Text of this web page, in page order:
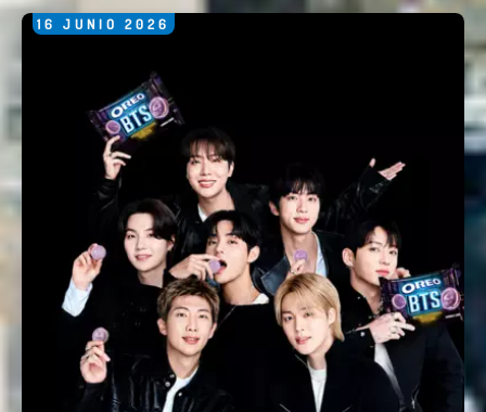
16 JUNIO 2026
Nombre *
Comentario *